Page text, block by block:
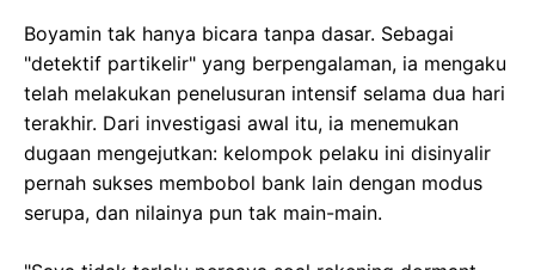
Boyamin tak hanya bicara tanpa dasar. Sebagai
"detektif partikelir" yang berpengalaman, ia mengaku
telah melakukan penelusuran intensif selama dua hari
terakhir. Dari investigasi awal itu, ia menemukan
dugaan mengejutkan: kelompok pelaku ini disinyalir
pernah sukses membobol bank lain dengan modus
serupa, dan nilainya pun tak main-main.